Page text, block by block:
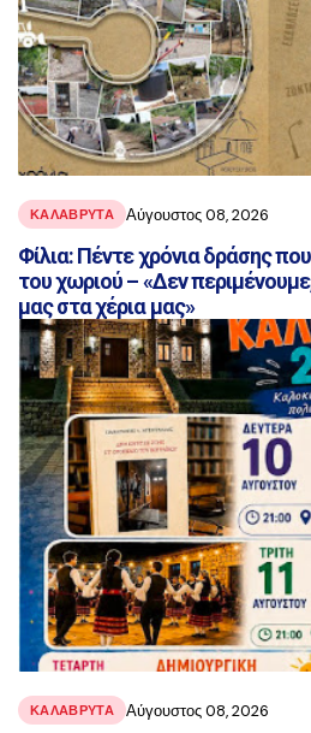
ΚΑΛΑΒΡΥΤΑ Αύγουστος 08, 2026
Φίλια: Πέντε χρόνια δράσης
του χωριού – «Δεν
μας στα χέρια μας»
ΚΑΛΑΒΡΥΤΑ Αύγουστος 08, 2026